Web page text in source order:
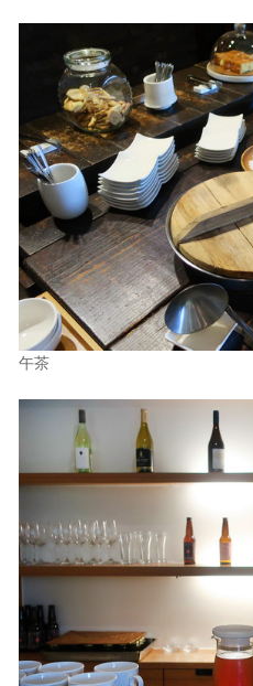
日記簿
餐桌週記
享樂隨手拍
照相簿
影音區
創意出版服務
歷史區
關於Yilan
個人著作
活動實況記錄
媒體報導一覽
合作與代言
訂閱電子報
午茶